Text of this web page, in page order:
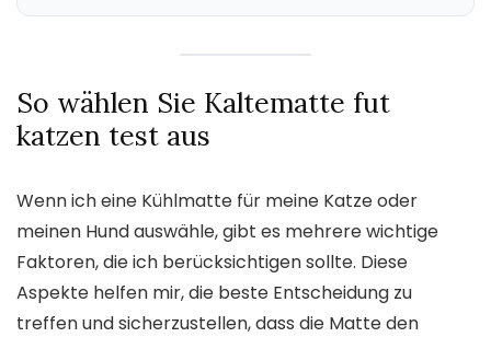
So wählen Sie Kaltematte fut
katzen test aus
Wenn ich eine Kühlmatte für meine Katze oder
meinen Hund auswähle, gibt es mehrere wichtige
Faktoren, die ich berücksichtigen sollte. Diese
Aspekte helfen mir, die beste Entscheidung zu
treffen und sicherzustellen, dass die Matte den